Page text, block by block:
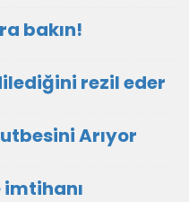
bakın!
rezil eder
Arıyor
imtihanı